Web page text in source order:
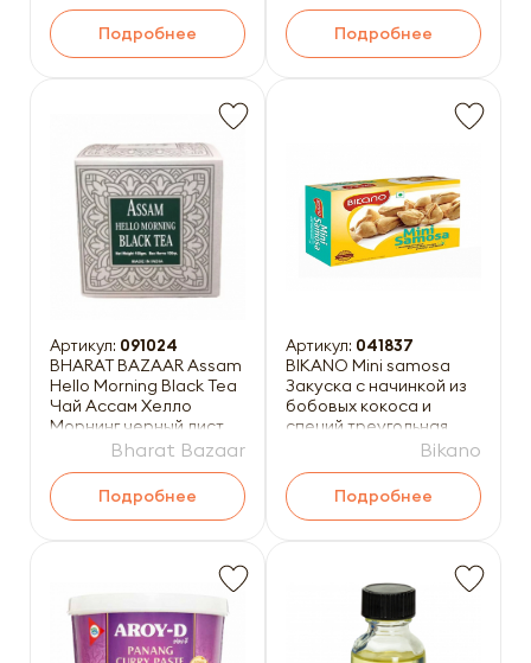
Подробнее Подробнее
Артикул: 091024
BHARAT BAZAAR Assam
Hello Morning Black Tea
Чай Ассам Хелло
Морнинг черный лист
Bharat Bazaar
Подробнее
Артикул: 041837
BIKANO Mini samosa
Закуска с начинкой из
бобовых кокоса и
специй треугольная
Bikano
Подробнее